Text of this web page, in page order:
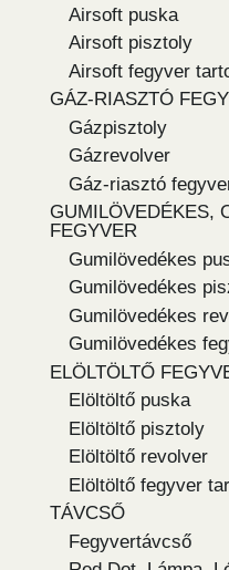
Airsoft puska
Airsoft pisztoly
Airsoft fegyver
GÁZ-RIASZTÓ
Gázpisztoly
Gázrevolver
Gáz-riasztó
GUMILÖVEDÉKES,
FEGYVER
Gumilövedékes
Gumilövedékes
Gumilövedékes
Gumilövedékes
ELÖLTÖLTŐ
Elöltöltő puska
Elöltöltő pisztoly
Elöltöltő revolver
Elöltöltő fegyver
TÁVCSŐ
Fegyvertávcső